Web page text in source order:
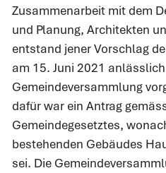
Zusammenarbeit mit dem
und Planung, Architekten
entstand jener Vorschlag
am 15. Juni 2021
Gemeindeversammlung
dafür war ein Antrag
Gemeindegesetztes,
bestehenden Gebäudes
sei. Die